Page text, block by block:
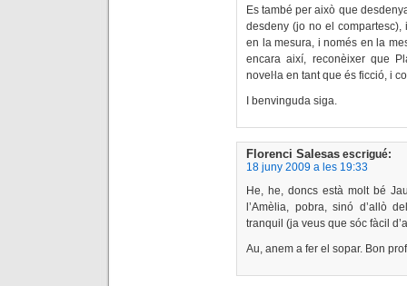
Es també per això que
desdeny (jo no el
en la mesura, i només en la
encara així, reconèixer que
noveŀla en tant que és ficció, i
I benvinguda siga.
Florenci Salesas escrigué:
18 juny 2009 a les 19:33
He, he, doncs està molt bé
l’Amèlia, pobra, sinó d’allò
tranquil (ja veus que sóc fàcil
Au, anem a fer el sopar. Bon